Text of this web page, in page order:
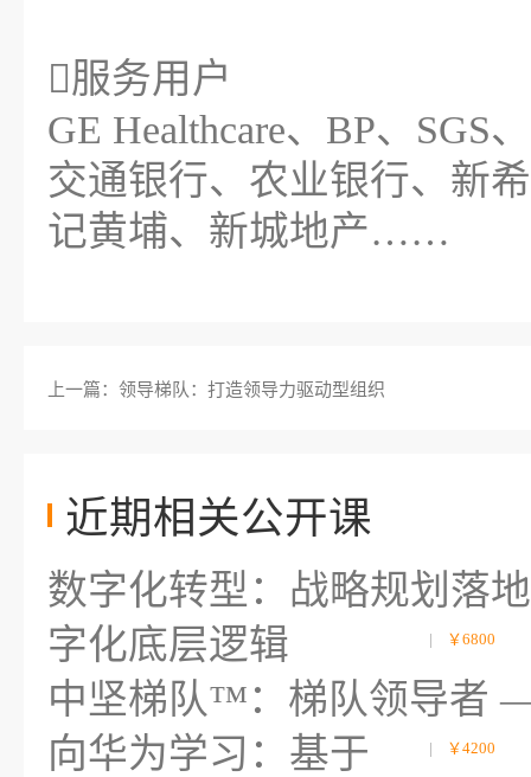
服务用户
GE Healthcare、BP、SGS
交通银行、农业银行、新
记黄埔、新城地产……
上一篇：领导梯队：打造领导力驱动型组织
近期相关公开课
数字化转型：战略规划落
字化底层逻辑
| ￥6800
中坚梯队™：梯队领导者
| ￥4200
向华为学习：基于